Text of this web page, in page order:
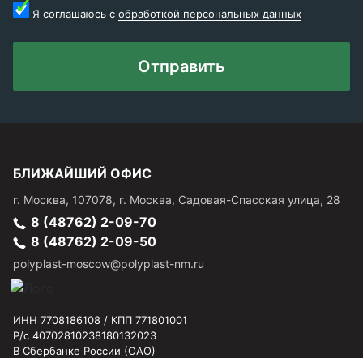
Я соглашаюсь с обработкой персональных данных
Отправить
БЛИЖАЙШИЙ ОФИС
г. Москва, 107078, г. Москва, Садовая-Спасская улица, 28
8 (48762) 2-09-70
8 (48762) 2-09-50
polyplast-moscow@polyplast-nm.ru
ИНН 7708186108 / КПП 771801001
Р/с 40702810238180132023
В Сбербанке России (ОАО)